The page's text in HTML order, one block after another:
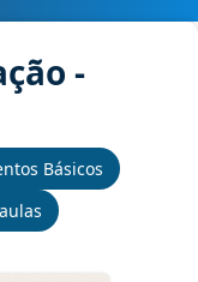
-
Básicos